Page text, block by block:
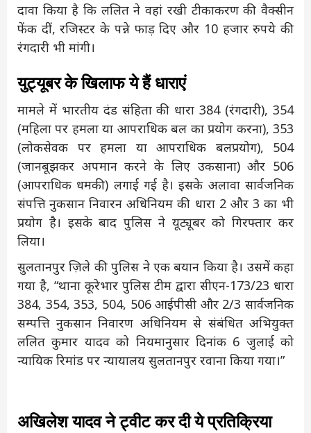
दावा किया है कि ललित ने वहां रखी टीकाकरण की वैक्सीन
फेंक दीं, रजिस्टर के पन्ने फाड़ दिए और 10 हजार रुपये की
रंगदारी भी मांगी।
युट्यूबर के खिलाफ ये हैं धाराएं
मामले में भारतीय दंड संहिता की धारा 384 (रंगदारी), 354
(महिला पर हमला या आपराधिक बल का प्रयोग करना), 353
(लोकसेवक पर हमला या आपराधिक बलप्रयोग), 504
(जानबूझकर अपमान करने के लिए उकसाना) और 506
(आपराधिक धमकी) लगाई गई है। इसके अलावा सार्वजनिक
संपत्ति नुकसान निवारन अधिनियम की धारा 2 और 3 का भी
प्रयोग है। इसके बाद पुलिस ने यूट्यूबर को गिरफ्तार कर
लिया।
सुलतानपुर ज़िले की पुलिस ने एक बयान किया है। उसमें कहा
गया है, “थाना कूरेभार पुलिस टीम द्वारा सीएन-173/23 धारा
384, 354, 353, 504, 506 आईपीसी और 2/3 सार्वजनिक
सम्पत्ति नुकसान निवारण अधिनियम से संबंधित अभियुक्त
ललित कुमार यादव को नियमानुसार दिनांक 6 जुलाई को
न्यायिक रिमांड पर न्यायालय सुलतानपुर रवाना किया गया।”
अखिलेश यादव ने ट्वीट कर दी ये प्रतिक्रिया